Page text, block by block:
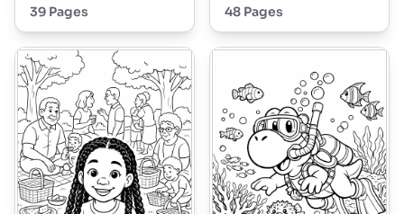
39 Pages
48 Pages